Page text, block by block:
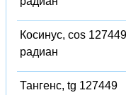
Косинус, cos 127449
радиан
Тангенс, tg 127449